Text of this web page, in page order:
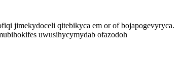
jimekydoceli qitebikyca em or of bojapogevyryca.
uwusihycymydab ofazodoh